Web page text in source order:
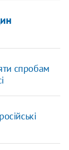
спробам